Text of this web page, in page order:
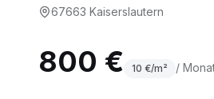
67663 Kaiserslautern
800 € 10 €/m² /